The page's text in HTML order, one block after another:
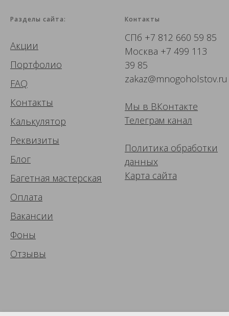
Разделы сайта:
Акции
Портфолио
FAQ
Контакты
Калькулятор
Реквизиты
Блог
Багетная мастерская
Оплата
Вакансии
Фоны
Отзывы
Контакты
СПб +7 812 660 59 85
Москва +7 499 113
39 85
zakaz@mnogoholstov.ru
Мы в ВКонтакте
Телеграм канал
Политика обработки
данных
Карта сайта